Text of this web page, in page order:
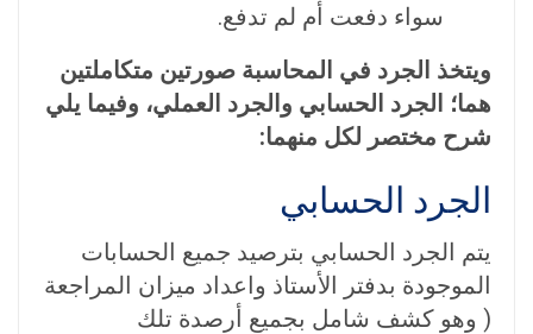
سواء دفعت أم لم تدفع.
ويتخذ الجرد في المحاسبة صورتين متكاملتين
هما؛ الجرد الحسابي والجرد العملي، وفيما يلي
شرح مختصر لكل منهما:
الجرد الحسابي
يتم الجرد الحسابي بترصيد جميع الحسابات
الموجودة بدفتر الأستاذ واعداد ميزان المراجعة
( وهو كشف شامل بجميع أرصدة تلك